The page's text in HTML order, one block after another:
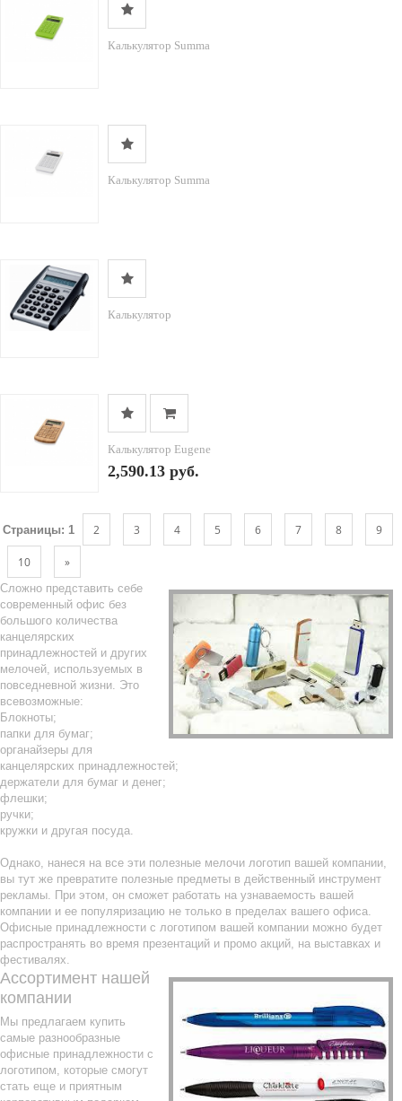
Калькулятор Summa
Калькулятор Summa
Калькулятор
Калькулятор Eugene
2,590.13 руб.
Страницы: 1 2 3 4 5 6 7 8 9
10 »
Сложно представить себе
современный офис без
большого количества
канцелярских
принадлежностей и других
мелочей, используемых в
повседневной жизни. Это
всевозможные:
Блокноты;
папки для бумаг;
органайзеры для
канцелярских принадлежностей;
держатели для бумаг и денег;
флешки;
ручки;
кружки и другая посуда.
Однако, нанеся на все эти полезные мелочи логотип вашей компании,
вы тут же превратите полезные предметы в действенный инструмент
рекламы. При этом, он сможет работать на узнаваемость вашей
компании и ее популяризацию не только в пределах вашего офиса.
Офисные принадлежности с логотипом вашей компании можно будет
распространять во время презентаций и промо акций, на выставках и
фестивалях.
Ассортимент нашей
компании
Мы предлагаем купить
самые разнообразные
офисные принадлежности с
логотипом, которые смогут
стать еще и приятным